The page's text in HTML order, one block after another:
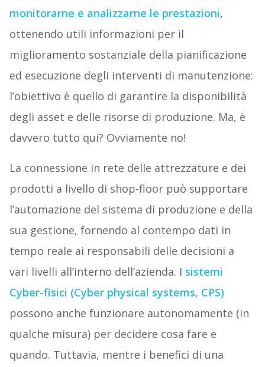
monitorarne e analizzarne le prestazioni,
ottenendo utili informazioni per il
miglioramento sostanziale della pianificazione
ed esecuzione degli interventi di manutenzione:
l’obiettivo è quello di garantire la disponibilità
degli asset e delle risorse di produzione. Ma, è
davvero tutto qui? Ovviamente no!
La connessione in rete delle attrezzature e dei
prodotti a livello di shop-floor può supportare
l’automazione del sistema di produzione e della
sua gestione, fornendo al contempo dati in
tempo reale ai responsabili delle decisioni a
vari livelli all’interno dell’azienda. I sistemi
Cyber-fisici (Cyber physical systems, CPS)
possono anche funzionare autonomamente (in
qualche misura) per decidere cosa fare e
quando. Tuttavia, mentre i benefici di una